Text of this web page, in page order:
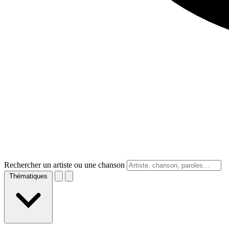
Rechercher un artiste ou une chanson
Thématiques